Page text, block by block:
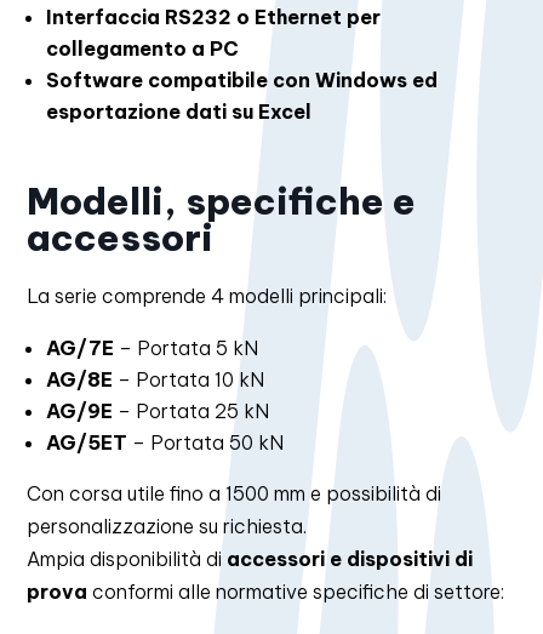
Interfaccia RS232 o Ethernet per
collegamento a PC
Software compatibile con Windows ed
esportazione dati su Excel
Modelli, specifiche e
accessori
La serie comprende 4 modelli principali:
AG/7E – Portata 5 kN
AG/8E – Portata 10 kN
AG/9E – Portata 25 kN
AG/5ET – Portata 50 kN
Con corsa utile fino a 1500 mm e possibilità di
personalizzazione su richiesta.
Ampia disponibilità di accessori e dispositivi di
prova conformi alle normative specifiche di settore: